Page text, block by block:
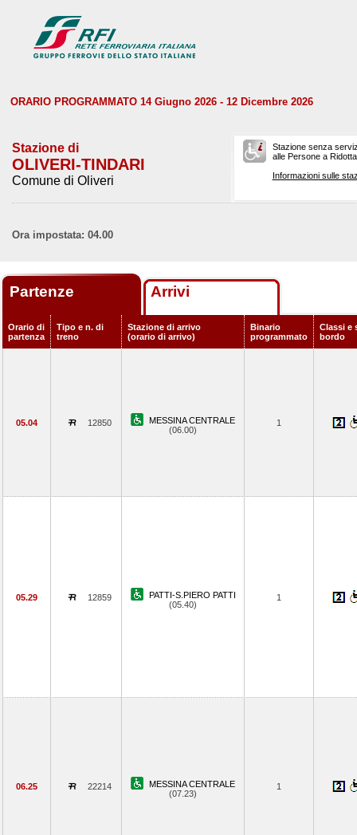
ORARIO PROGRAMMATO 14 Giugno 2026 - 12 Dicembre 2026
Stazione di
OLIVERI-TINDARI
Comune di Oliveri
Stazione senza
alle Persone a
Informazioni sulle
Ora impostata: 04.00
Partenze Arrivi
Orario di
partenza
Tipo e n. di
treno
Stazione di arrivo
(orario di arrivo)
Binario
programmato
Classi e
bordo
05.04 12850
MESSINA CENTRALE
(06.00)
1
05.29 12859
PATTI-S.PIERO PATTI
(05.40)
1
06.25 22214
MESSINA CENTRALE
(07.23)
1